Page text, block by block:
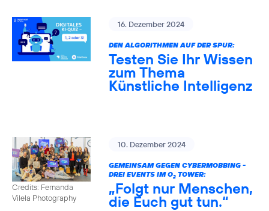
16. Dezember 2024
DEN ALGORITHMEN AUF DER SPUR:
Testen Sie Ihr Wissen
zum Thema
Künstliche Intelligenz
Credits: Fernanda
Vilela Photography
10. Dezember 2024
GEMEINSAM GEGEN CYBERMOBBING -
DREI EVENTS IM O2TOWER:
„Folgt nur Menschen,
die Euch gut tun.“